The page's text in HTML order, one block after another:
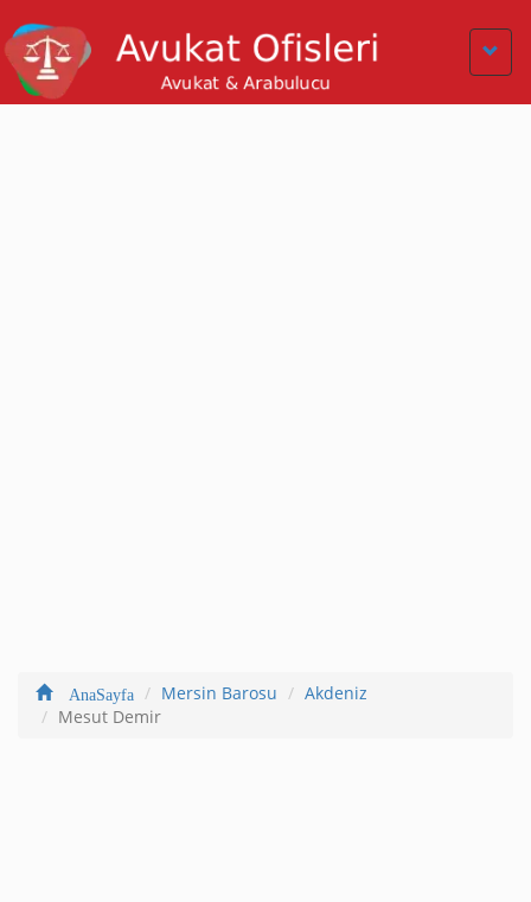
AnaSayfa Mersin Barosu
Akdeniz
Mesut Demir